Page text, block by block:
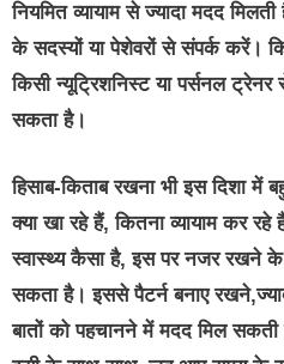
नियमित व्यायाम से ज्यादा मदद
के सदस्यों या पेशेवरों से संपर्क करें।
किसी न्यूट्रिशनिस्ट या पर्सनल
सकता है।
हिसाब-किताब रखना भी इस दिशा में
क्या खा रहे हैं, कितना व्यायाम कर रहे
स्वास्थ्य कैसा है, इस पर नजर रखने के
सकता है। इससे पैटर्न बनाए
बातों को पहचानने में मदद मिल